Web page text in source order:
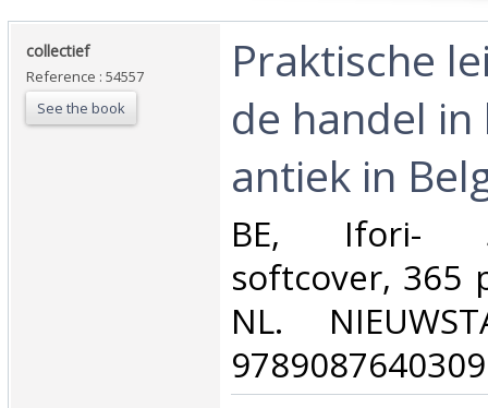
‎collectief‎
Reference : 54557
See the book
‎Praktische
de handel
antiek in
‎BE, Ifori-
softcover, 365
NL.